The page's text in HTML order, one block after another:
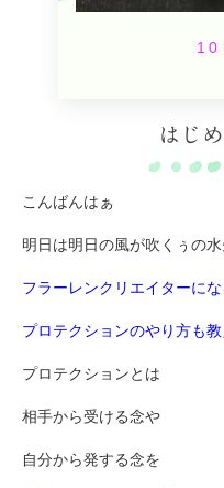
10
はじ
こんばんはぁ
明日は明日の風が吹くぅの
フラーレンクリエイターにな
プロテクションのやり方も
プロテクションとは
相手から受ける念や
自分から発する念を